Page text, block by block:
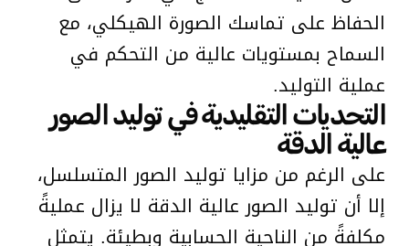
الحفاظ على تماسك الصورة الهيكلي، مع
السماح بمستويات عالية من التحكم في
عملية التوليد.
التحديات التقليدية في توليد الصور
عالية الدقة
على الرغم من مزايا توليد الصور المتسلسل،
إلا أن توليد الصور عالية الدقة لا يزال عمليةً
مكلفةً من الناحية الحسابية وبطيئة. يتمثل